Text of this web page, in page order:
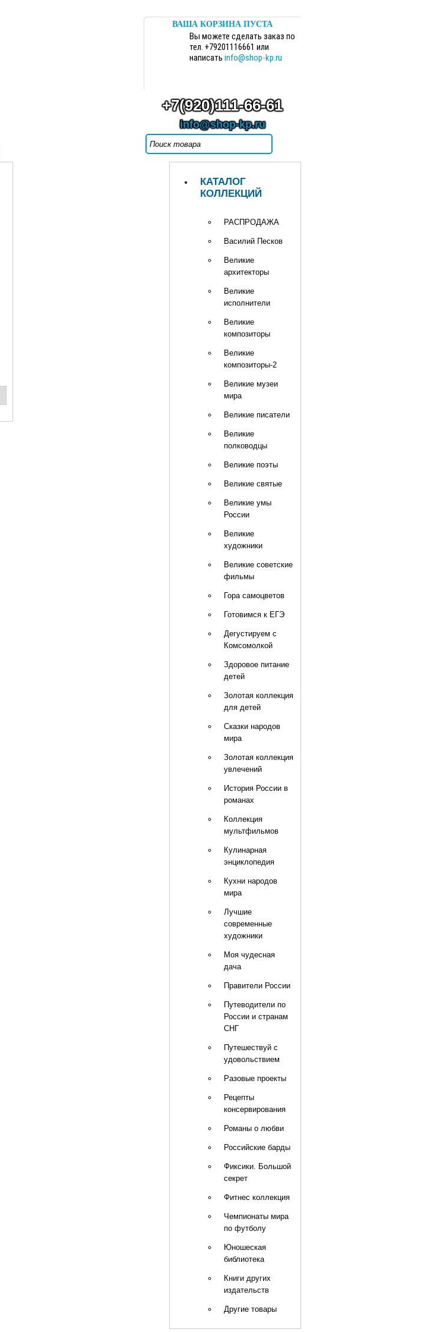
+7(920)111-66-61
info@shop-kp.ru
КАТАЛОГ
КОЛЛЕКЦИЙ
РАСПРОДАЖА
Василий Песков
Великие
архитекторы
Великие
исполнители
Великие
композиторы
Великие
композиторы-2
Великие музеи
мира
Великие писатели
Великие
полководцы
Великие поэты
Великие святые
Великие умы
России
Великие
художники
Великие советские
фильмы
Гора самоцветов
Готовимся к ЕГЭ
Дегустируем с
Комсомолкой
Здоровое питание
детей
Золотая коллекция
для детей
Сказки народов
мира
Золотая коллекция
увлечений
История России в
романах
Коллекция
мультфильмов
Кулинарная
энциклопедия
Кухни народов
мира
Лучшие
современные
художники
Моя чудесная
дача
Правители России
Путеводители по
России и странам
СНГ
Путешествуй с
удовольствием
Разовые проекты
Рецепты
консервирования
Романы о любви
Российские барды
Фиксики. Большой
секрет
Фитнес коллекция
Чемпионаты мира
по футболу
Юношеская
библиотека
Книги других
издательств
Другие товары
ВАША КОРЗИНА ПУСТА
Вы можете сделать заказ по
тел. +79201116661 или
написать info@shop-kp.ru